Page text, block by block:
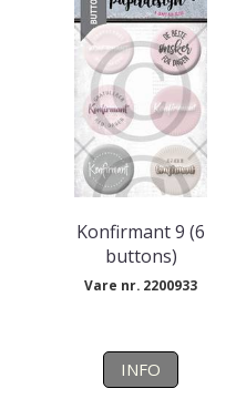
Konfirmant 9 (6
buttons)
Vare nr. 2200933
INFO